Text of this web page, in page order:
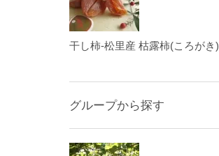
干し柿-松里産 枯露柿(ころがき)
グループから探す